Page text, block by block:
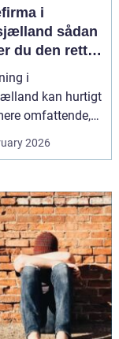
i
sådan
du den rette
til din
i
kan hurtigt
omfattende,
først tror. Der er
flyttekasser,
møbler der
ad, og
med
som
komme sikkert
vælger
2026